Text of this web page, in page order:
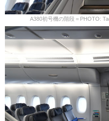
A380初号機の階段＝PHOTO: